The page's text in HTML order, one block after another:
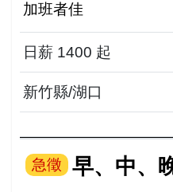
加班者佳
日薪 1400 起
新竹縣/湖口
急徵 早、中、